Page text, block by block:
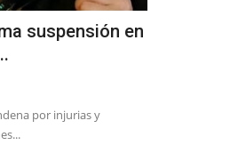
suspensión en
por injurias y